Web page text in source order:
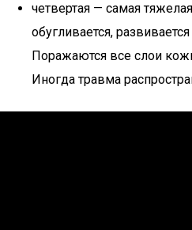
четвертая — самая
обугливается,
Поражаются все слои
Иногда травма